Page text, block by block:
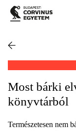
Most bárki
könyvtárból
Természetesen nem